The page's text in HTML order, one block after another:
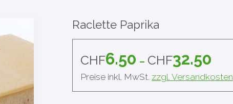
Raclette Paprika
CHF6.50 – CHF32.50
Preise inkl. MwSt. zzgl. Versandkosten